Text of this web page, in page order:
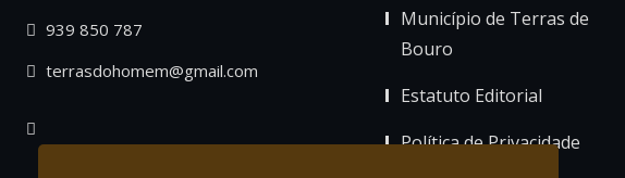
939 850 787
terrasdohomem@gmail.com
Município de Terras de
Bouro
Estatuto Editorial
Política de Privacidade